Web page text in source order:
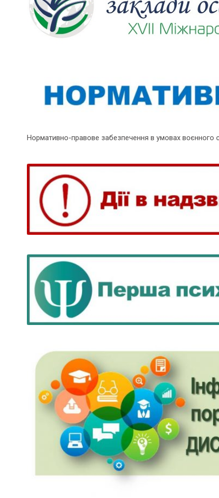
Нормативно-правове забезпечення в умовах воєнного